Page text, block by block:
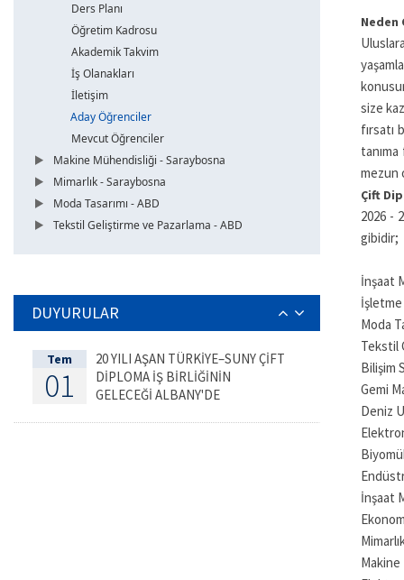
Ders Planı
Öğretim Kadrosu
Akademik Takvim
İş Olanakları
İletişim
Aday Öğrenciler
Mevcut Öğrenciler
Makine Mühendisliği - Saraybosna
Mimarlık - Saraybosna
Moda Tasarımı - ABD
Tekstil Geliştirme ve Pazarlama - ABD
DUYURULAR
Tem
01
20 YILI AŞAN TÜRKİYE–SUNY ÇİFT
DİPLOMA İŞ BİRLİĞİNİN
GELECEĞİ ALBANY'DE
Neden
size
fırsatı
mezun
Çift
2026 -
gibidir;
İnşaat
Moda
Tekstil
Bilişim
Gemi
Deniz
İnşaat